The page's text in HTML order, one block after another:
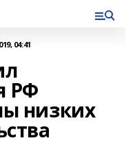
04:41
РФ
низких